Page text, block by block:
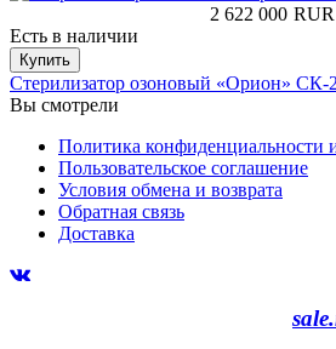
2 622 000 RUR
Есть в наличии
Купить
Стерилизатор озоновый «Орион» СК-
Вы смотрели
Политика конфиденциальности
Пользовательское соглашение
Условия обмена и возврата
Обратная связь
Доставка